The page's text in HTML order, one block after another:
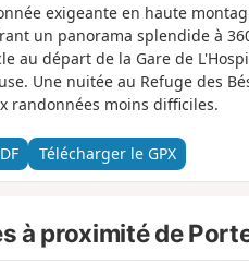
exigeante en haute
un panorama splendide à
au départ de la Gare de
Une nuitée au Refuge des
randonnées moins difficiles.
Télécharger le GPX
à proximité de